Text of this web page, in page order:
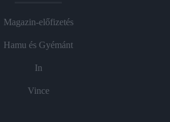
Magazin-előfizetés
Hamu és Gyémánt
In
Vince